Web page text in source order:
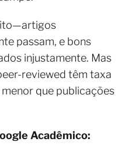
passam, e bons
injustamente. Mas
reviewed têm taxa
que publicações
Acadêmico: